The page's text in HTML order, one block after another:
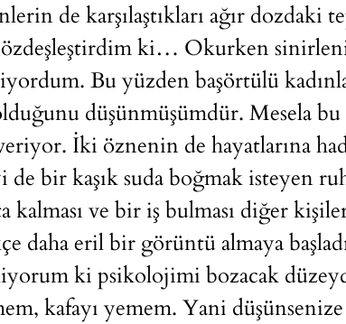
de karşılaştıkları ağır
ki… Okurken
Bu yüzden başörtülü
düşünmüşümdür. Mesela
İki öznenin de hayatlarına
de bir kaşık suda boğmak isteyen
kalması ve bir iş bulması diğer
daha eril bir görüntü almaya
ki psikolojimi bozacak
kafayı yemem. Yani